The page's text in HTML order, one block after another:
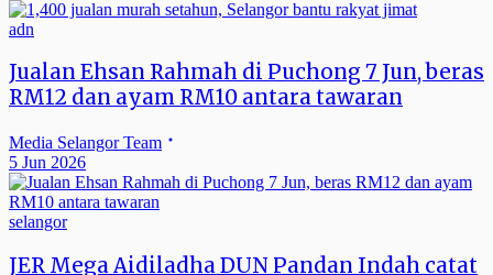
adn
Jualan Ehsan Rahmah di Puchong 7 Jun, beras
RM12 dan ayam RM10 antara tawaran
Media Selangor Team
5 Jun 2026
selangor
JER Mega Aidiladha DUN Pandan Indah catat